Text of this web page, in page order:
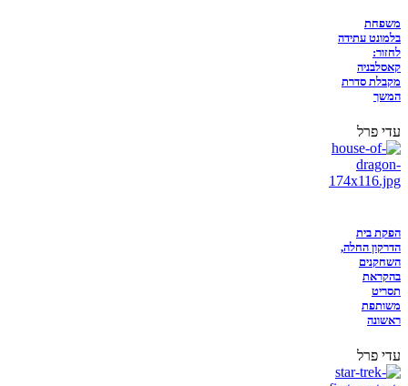
משפחת
בלמונט עתידה
לחזור:
קאסלבניה
מקבלת סדרת
המשך
עדי פרל
הפקת בית
הדרקון החלה,
השחקנים
בהקראת
תסריט
משותפת
ראשונה
עדי פרל